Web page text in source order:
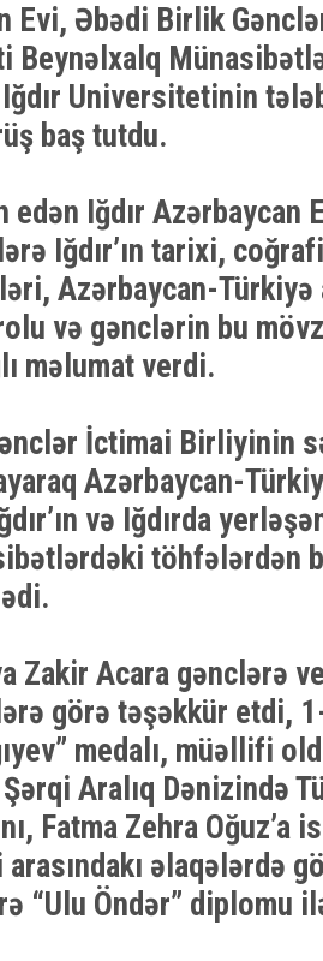
Evi, Əbədi Birlik
Beynəlxalq
Iğdır Universitetinin
baş tutdu.
edən Iğdır
Iğdır’ın tarixi,
Azərbaycan-Türkiyə
rolu və gənclərin bu
məlumat verdi.
İctimai Birliyinin
Azərbaycan-
və Iğdırda
töhfələrdən
Zakir Acara gənclərə
görə təşəkkür etdi,
medalı, müəllifi
Şərqi Aralıq Dənizində
Fatma Zehra Oğuz’a
əlaqələrdə
“Ulu Öndər” diplomu